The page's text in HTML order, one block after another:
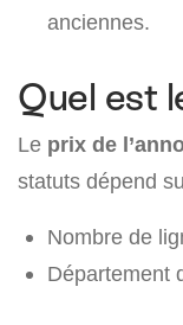
anciennes.
Quel est
Le prix de
statuts dépend
Nombre de
Département